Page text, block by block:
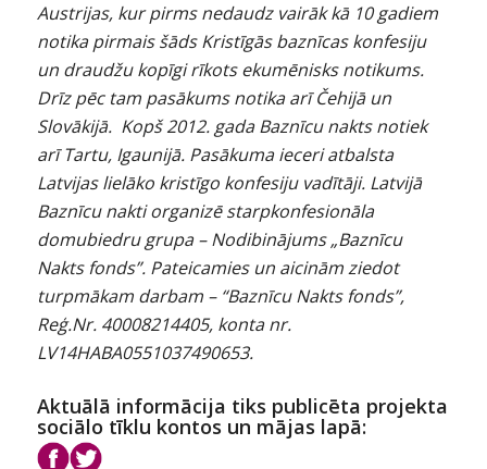
Austrijas, kur pirms nedaudz vairāk kā 10 gadiem
notika pirmais šāds Kristīgās baznīcas konfesiju
un draudžu kopīgi rīkots ekumēnisks notikums.
Drīz pēc tam pasākums notika arī Čehijā un
Slovākijā. Kopš 2012. gada Baznīcu nakts notiek
arī Tartu, Igaunijā. Pasākuma ieceri atbalsta
Latvijas lielāko kristīgo konfesiju vadītāji. Latvijā
Baznīcu nakti organizē starpkonfesionāla
domubiedru grupa – Nodibinājums „Baznīcu
Nakts fonds”. Pateicamies un aicinām ziedot
turpmākam darbam – “Baznīcu Nakts fonds”,
Reģ.Nr. 40008214405, konta nr.
LV14HABA0551037490653.
Aktuālā informācija tiks publicēta projekta
sociālo tīklu kontos un mājas lapā: